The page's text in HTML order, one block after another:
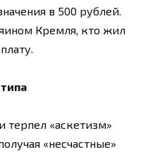
в 500 рублей.
Кремля, кто жил
терпел «аскетизм»
«несчастные»